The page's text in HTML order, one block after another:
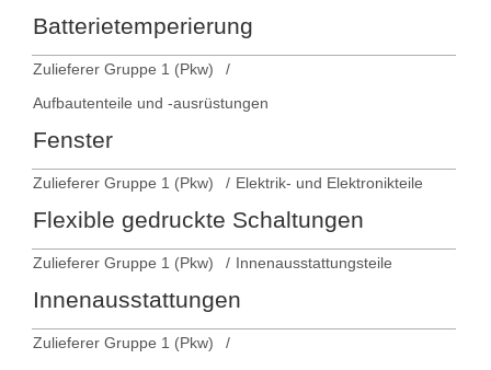
Batterietemperierung
Zulieferer Gruppe 1 (Pkw)
Aufbautenteile und -ausrüstungen
Fenster
Zulieferer Gruppe 1 (Pkw) Elektrik- und Elektronikteile
Flexible gedruckte Schaltungen
Zulieferer Gruppe 1 (Pkw) Innenausstattungsteile
Innenausstattungen
Zulieferer Gruppe 1 (Pkw)